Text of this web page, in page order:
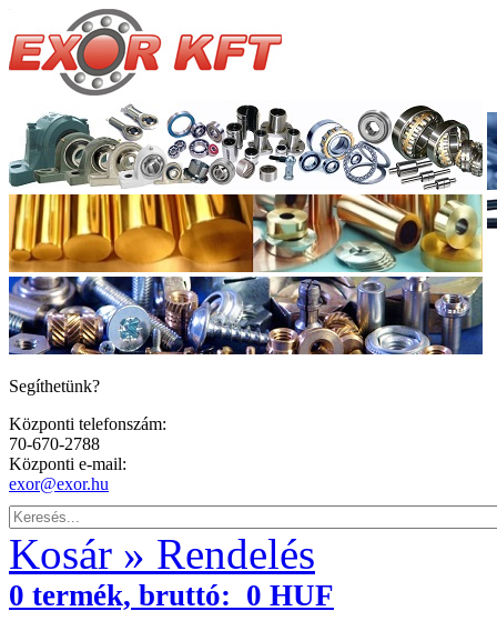
Segíthetünk?
Központi telefonszám:
70-670-2788
Központi e-mail:
exor@exor.hu
Kosár » Rendelés
0 termék, bruttó: 0 HUF